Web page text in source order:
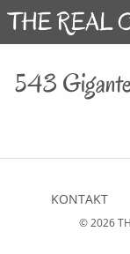
543
KONTAKT
© 2026